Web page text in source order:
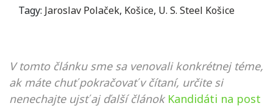
Tagy: Jaroslav Polaček, Košice, U. S. Steel Košice
V tomto článku sme sa venovali konkrétnej téme,
ak máte chuť pokračovať v čítaní, určite si
nenechajte ujsť aj ďalší článok Kandidáti na post